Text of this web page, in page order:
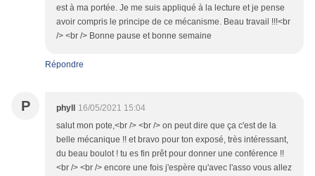
est à ma portée. Je me suis appliqué à la lecture et je pense
avoir compris le principe de ce mécanisme. Beau travail !!!<br
/> <br /> Bonne pause et bonne semaine
Répondre
P phyll
16/05/2021 15:04
salut mon pote,<br /> <br /> on peut dire que ça c'est de la
belle mécanique !! et bravo pour ton exposé, très intéressant,
du beau boulot ! tu es fin prêt pour donner une conférence !!
<br /> <br /> encore une fois j'espère qu'avec l'asso vous allez